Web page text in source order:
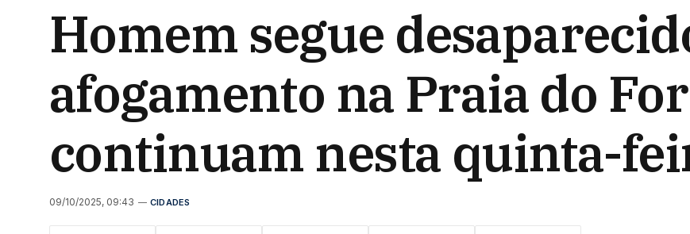
Homem segue
afogamento na Praia do
continuam nesta quinta-
09/10/2025, 09:43 CIDADES